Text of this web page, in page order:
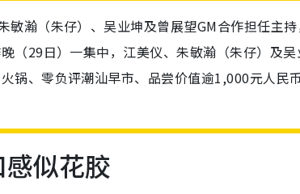
瀚（朱仔）、吴业坤及曾展望GM合作担任主
（29日）一集中，江美仪、朱敏瀚（朱仔）及吴
锅、零负评潮汕早市、品尝价值逾1,000元人民
似花胶